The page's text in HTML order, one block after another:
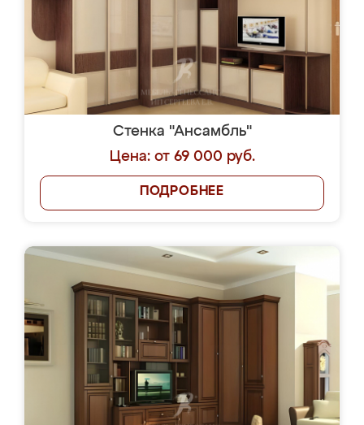
Стенка "Ансамбль"
Цена: от 69 000 руб.
ПОДРОБНЕЕ